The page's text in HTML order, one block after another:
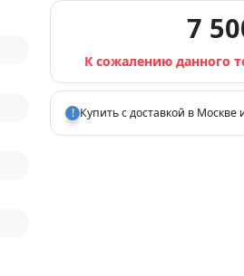
7
К сожалению данного
! Купить с доставкой в Москве